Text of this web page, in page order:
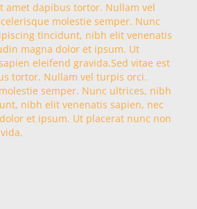
amet dapibus tortor. Nullam vel
molestie semper. Nunc
tincidunt, nibh elit venenatis
magna dolor et ipsum. Ut
eleifend gravida.Sed vitae est
tortor. Nullam vel turpis orci.
semper. Nunc ultrices, nibh
nibh elit venenatis sapien, nec
et ipsum. Ut placerat nunc non